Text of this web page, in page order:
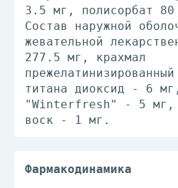
3.5 мг, полисорбат
Состав наружной
жевательной
277.5 мг, крахмал
титана диоксид - 6
"Winterfresh" - 5 мг,
воск - 1 мг.
Фармакодинамика